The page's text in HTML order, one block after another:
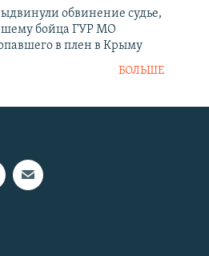
обвинение судье,
бойца ГУР МО
в плен в Крыму
БОЛЬШЕ